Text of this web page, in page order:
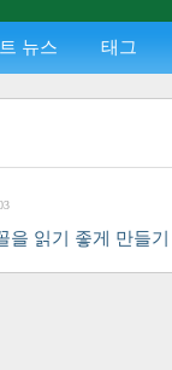
뉴스 태그
을 읽기 좋게 만들